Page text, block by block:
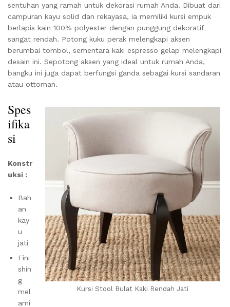
sentuhan yang ramah untuk dekorasi rumah Anda. Dibuat dari
campuran kayu solid dan rekayasa, ia memiliki kursi empuk
berlapis kain 100% polyester dengan punggung dekoratif
sangat rendah. Potong kuku perak melengkapi aksen
berumbai tombol, sementara kaki espresso gelap melengkapi
desain ini. Sepotong aksen yang ideal untuk rumah Anda,
bangku ini juga dapat berfungsi ganda sebagai kursi sandaran
atau ottoman.
Kursi Stool Bulat Kaki Rendah Jati
Spes
ifika
si
Konstr
uksi :
Bah
an
kay
u
jati
Fini
shin
g
mel
ami